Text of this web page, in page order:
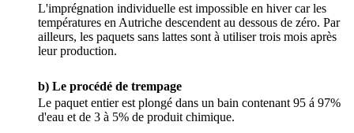
L'imprégnation individuelle est impossible en hiver car les
températures en Autriche descendent au dessous de zéro. Par
ailleurs, les paquets sans lattes sont à utiliser trois mois après
leur production.
b) Le procédé de trempage
Le paquet entier est plongé dans un bain contenant 95 á 97%
d'eau et de 3 à 5% de produit chimique.